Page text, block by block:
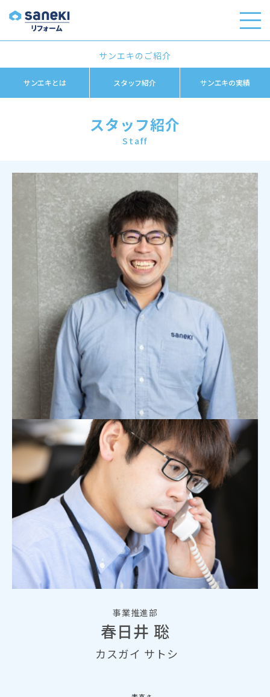
サンエキのご紹介
サンエキとは スタッフ紹介 サンエキの実績
スタッフ紹介
Staff
事業推進部
春日井 聡
カスガイ サトシ